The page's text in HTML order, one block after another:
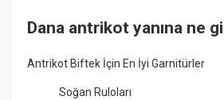
Dana antrikot yanına ne
Antrikot Biftek İçin En İyi Garnitürler
Soğan Ruloları